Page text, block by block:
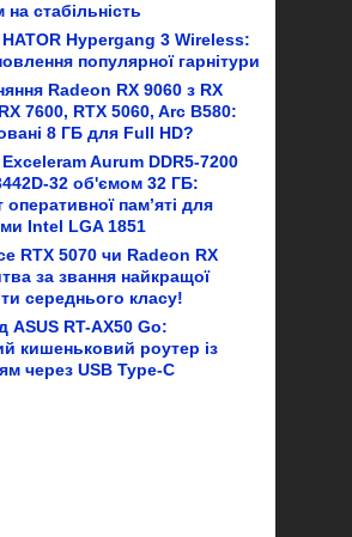
на стабільність
Hypergang 3 Wireless:
популярної гарнітури
Radeon RX 9060 з RX
7600, RTX 5060, Arc B580:
8 ГБ для Full HD?
Aurum DDR5-7200
32 об'ємом 32 ГБ:
оперативної пам’яті для
Intel LGA 1851
RTX 5070 чи Radeon RX
за звання найкращої
середнього класу!
ASUS RT-AX50 Go:
кишеньковий роутер із
через USB Type-C